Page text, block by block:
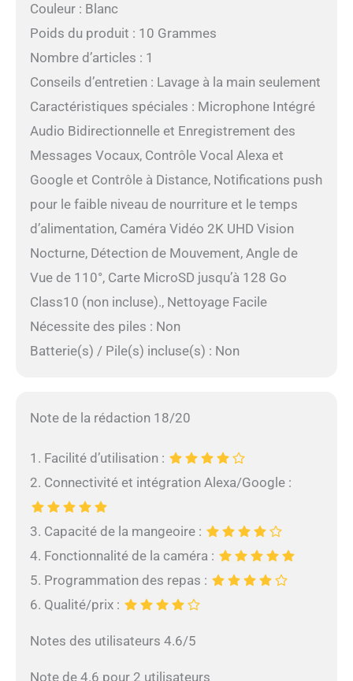
Couleur : Blanc
Poids du produit : 10 Grammes
Nombre d’articles : 1
Conseils d’entretien : Lavage à la main seulement
Caractéristiques spéciales : Microphone Intégré
Audio Bidirectionnelle et Enregistrement des
Messages Vocaux, Contrôle Vocal Alexa et
Google et Contrôle à Distance, Notifications push
pour le faible niveau de nourriture et le temps
d’alimentation, Caméra Vidéo 2K UHD Vision
Nocturne, Détection de Mouvement, Angle de
Vue de 110°, Carte MicroSD jusqu’à 128 Go
Class10 (non incluse)., Nettoyage Facile
Nécessite des piles : Non
Batterie(s) / Pile(s) incluse(s) : Non
Note de la rédaction 18/20
1. Facilité d’utilisation :
2. Connectivité et intégration Alexa/Google :
3. Capacité de la mangeoire :
4. Fonctionnalité de la caméra :
5. Programmation des repas :
6. Qualité/prix :
Notes des utilisateurs 4.6/5
Note de 4.6 pour 2 utilisateurs